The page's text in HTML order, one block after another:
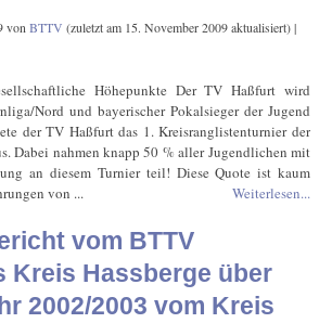
vonBTTV (zuletzt am 15. November 2009aktualisiert) |
Höhepunkte Der TV Haßfurt wird
Nord und bayerischer Pokalsieger der Jugend
der TV Haßfurt das 1. Kreisranglistenturnier der
Dabei nahmen knapp 50 % aller Jugendlichen mit
an diesem Turnier teil! Diese Quote ist kaum
von ...
Weiterlesen...
vom BTTV
Kreis Hassberge über
2002/2003 vom Kreis